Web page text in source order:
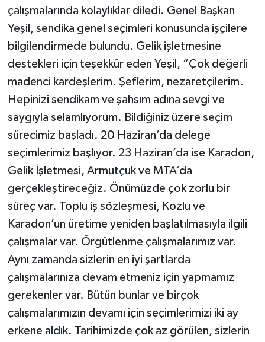
çalışmalarında kolaylıklar diledi. Genel Başkan
Yeşil, sendika genel seçimleri konusunda işçilere
bilgilendirmede bulundu. Gelik işletmesine
destekleri için teşekkür eden Yeşil, “Çok değerli
madenci kardeşlerim. Şeflerim, nezaretçilerim.
Hepinizi sendikam ve şahsım adına sevgi ve
saygıyla selamlıyorum. Bildiğiniz üzere seçim
sürecimiz başladı. 20 Haziran’da delege
seçimlerimiz başlıyor. 23 Haziran’da ise Karadon,
Gelik İşletmesi, Armutçuk ve MTA’da
gerçekleştireceğiz. Önümüzde çok zorlu bir
süreç var. Toplu iş sözleşmesi, Kozlu ve
Karadon’un üretime yeniden başlatılmasıyla ilgili
çalışmalar var. Örgütlenme çalışmalarımız var.
Aynı zamanda sizlerin en iyi şartlarda
çalışmalarınıza devam etmeniz için yapmamız
gerekenler var. Bütün bunlar ve birçok
çalışmalarımızın devamı için seçimlerimizi iki ay
erkene aldık. Tarihimizde çok az görülen, sizlerin
Röportaj
Sağlık
Spor
Ulusal
Yaşam